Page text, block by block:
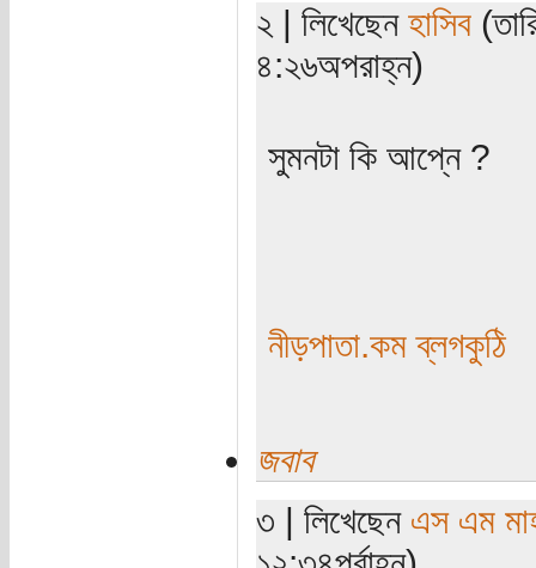
২ | লিখেছেন হাসিব
৪:২৬অপরাহ্ন)
সুমনটা কি আপ্নে ?
নীড়পাতা.কম ব্লগকুঠি
জবাব
৩ | লিখেছেন এস এম